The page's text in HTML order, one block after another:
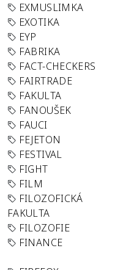
EXMUSLIMKA
EXOTIKA
EYP
FABRIKA
FACT-CHECKERS
FAIRTRADE
FAKULTA
FANOUŠEK
FAUCI
FEJETON
FESTIVAL
FIGHT
FILM
FILOZOFICKÁ
FAKULTA
FILOZOFIE
FINANCE